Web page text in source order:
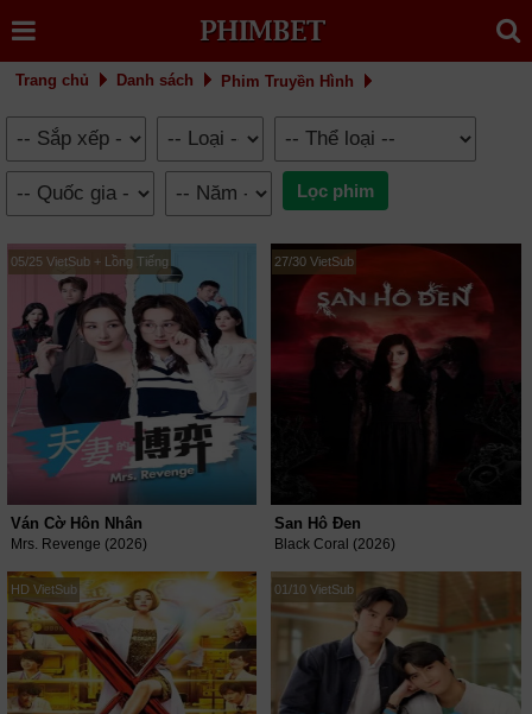
Trang chủ Danh sách Phim Truyền Hình
05/25 VietSub + Lồng Tiếng
Ván Cờ Hôn Nhân
Mrs. Revenge (2026)
27/30 VietSub
San Hô Đen
Black Coral (2026)
HD VietSub 01/10 VietSub